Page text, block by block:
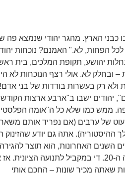
הארץ. מהגר יהודי שנמצא פה
הפחות, לא." האמנם? נוכחות
יהושע, תקופת המלכים, בית
– ובחלק לא. אולי רצף הנוכחות לא
ולא רק בעשרות בודדות של בני
יהודים ישבו ב"ארבע ארצות הקודש"
ממש כמו שלא כל ה"אומה
של ערבים (אם נפריד אותם משאר
ההיסטוריה). אתה גם יודע שהזינוק
השנים האחרונות, הוא תוצר
הגדולה במאה ה-19 ובתחילת המאה ה-20. די במקביל לתנועה